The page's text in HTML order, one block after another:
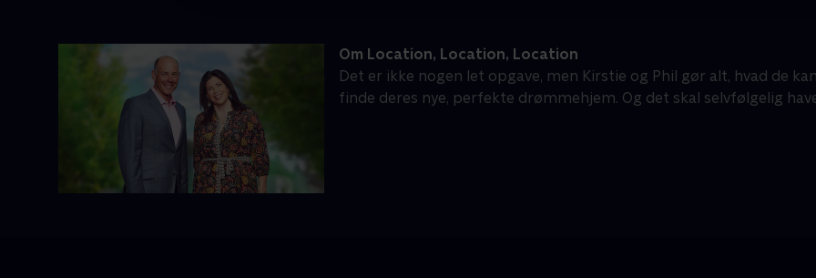
Om Location, Location, Location
Det er ikke nogen let opgave, men Kirstie og Phil gør alt, hvad de
finde deres nye, perfekte drømmehjem. Og det skal selvfølgelig